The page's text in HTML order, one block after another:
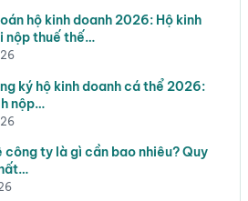
hộ kinh doanh 2026: Hộ kinh
nộp thuế thế…
ký hộ kinh doanh cá thể 2026:
nộp…
công ty là gì cần bao nhiêu? Quy